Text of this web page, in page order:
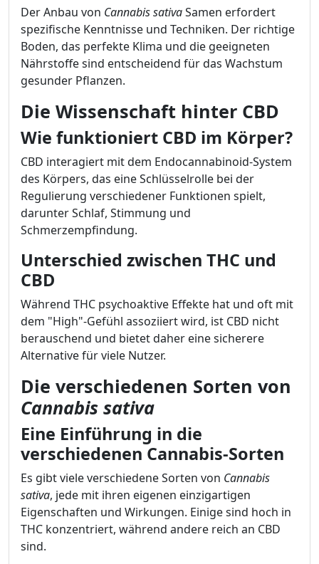
Der Anbau von Cannabis sativaSamen erfordert
spezifische Kenntnisse und Techniken. Der richtige
Boden, das perfekte Klima und die geeigneten
Nährstoffe sind entscheidend für das Wachstum
gesunder Pflanzen.
Die Wissenschaft hinter CBD
Wie funktioniert CBD im Körper?
CBD interagiert mit dem Endocannabinoid-System
des Körpers, das eine Schlüsselrolle bei der
Regulierung verschiedener Funktionen spielt,
darunter Schlaf, Stimmung und
Schmerzempfindung.
Unterschied zwischen THC und
CBD
Während THC psychoaktive Effekte hat und oft mit
dem "High"-Gefühl assoziiert wird, ist CBD nicht
berauschend und bietet daher eine sicherere
Alternative für viele Nutzer.
Die verschiedenen Sorten von
Cannabis sativa
Eine Einführung in die
verschiedenen Cannabis-Sorten
Es gibt viele verschiedene Sorten von Cannabis
sativa, jede mit ihren eigenen einzigartigen
Eigenschaften und Wirkungen. Einige sind hoch in
THC konzentriert, während andere reich an CBD
sind.